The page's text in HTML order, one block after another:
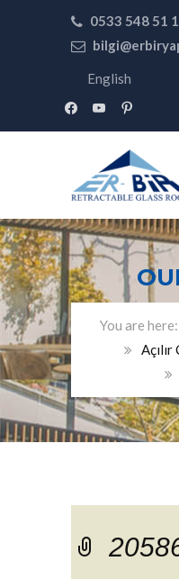
0533 548 51
English
facebookyoutubepinterest
Açılır